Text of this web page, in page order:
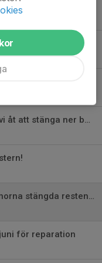
kl.18
Söndagen den 24 nov hjälps vi åt att stänga ner banorna!
12 juni- nytt kraftigt regn, banorna stängda resten av dagen
för reparation